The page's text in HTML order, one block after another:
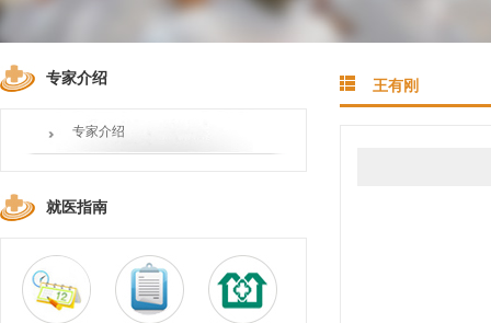
专家介绍
专家介绍
就医指南
王有刚